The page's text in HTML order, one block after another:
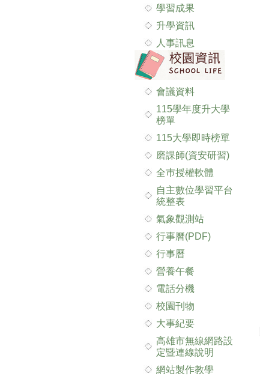
學習成果
升學資訊
人事訊息
會議資料
115學年度升大學
榜單
115大學即時榜單
磨課師(資安研習)
全巿授權軟體
自主數位學習平台
統整表
氣象觀測站
行事曆(PDF)
行事曆
營養午餐
電話分機
校園刊物
大事紀要
高雄市無線網路設
定暨連線說明
網站製作教學